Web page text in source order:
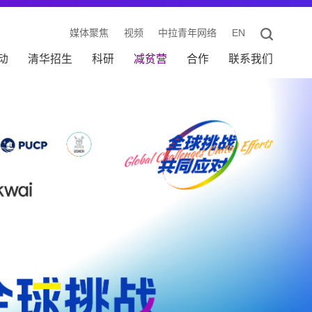
媒体聚焦 视频 中拉青年网络 EN
清华招生 科研 减贫营 合作 联系我们